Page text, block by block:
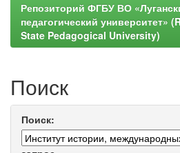
Репозиторий ФГБУ ВО
педагогический университет»
State Pedagogical University)
Поиск
Поиск: